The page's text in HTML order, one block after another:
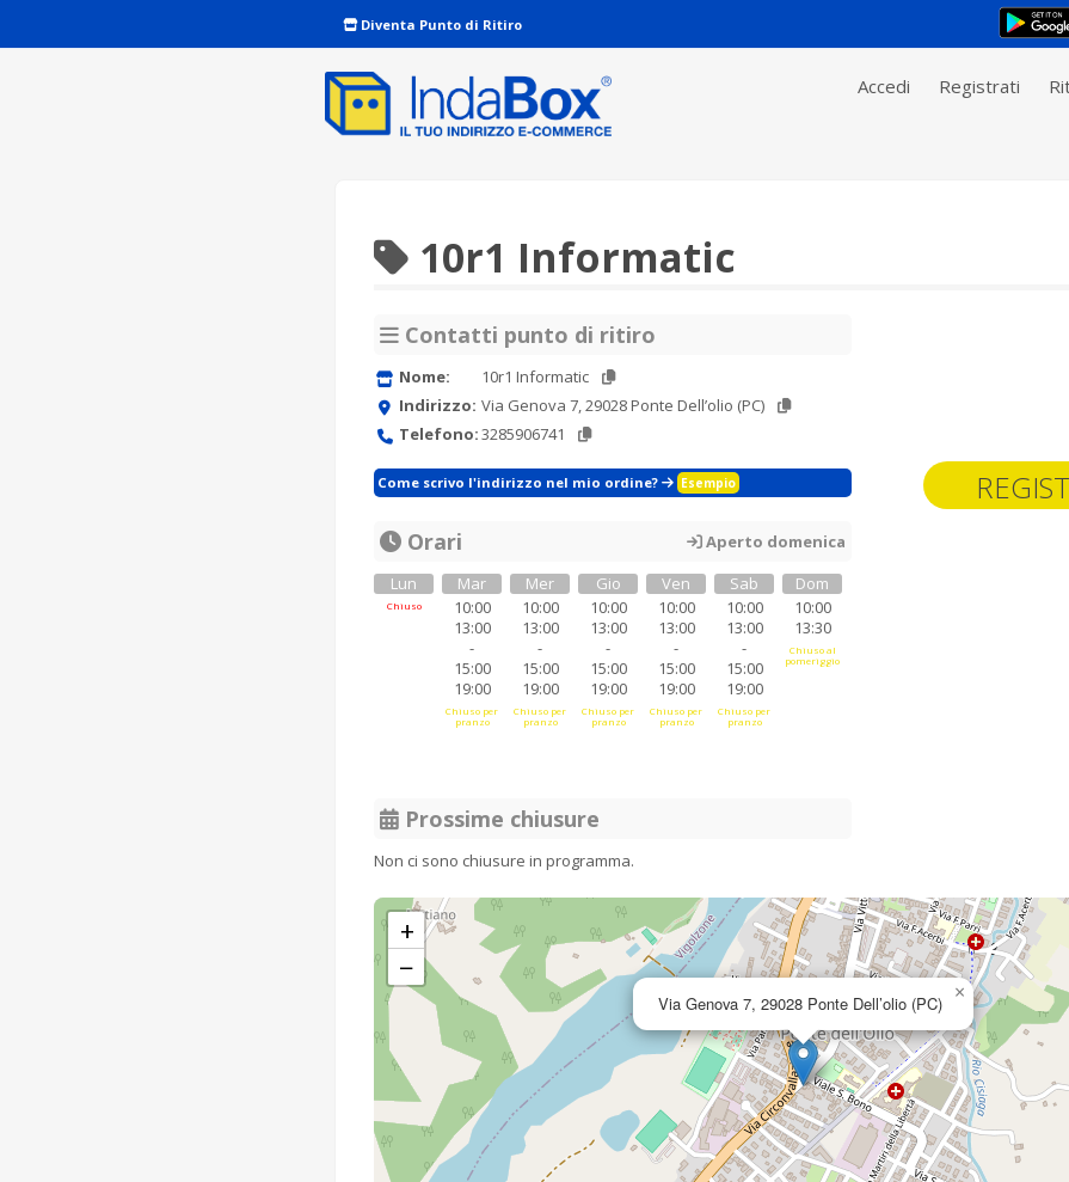
Diventa Punto di Ritiro
Accedi Registrati
10r1 Informatic
Contatti punto di ritiro
Nome:
10r1 Informatic
Indirizzo: Via Genova 7, 29028 Ponte Dell’olio (PC)
Telefono:3285906741
Come scrivo l'indirizzo nel mio ordine? Esempio
Orari
Aperto domenica
Lun
Chiuso
Mar
10:00
13:00
-
15:00
19:00
Chiuso per
pranzo
Mer
10:00
13:00
-
15:00
19:00
Chiuso per
pranzo
Gio
10:00
13:00
-
15:00
19:00
Chiuso per
pranzo
Ven
10:00
13:00
-
15:00
19:00
Chiuso per
pranzo
Sab
10:00
13:00
-
15:00
19:00
Chiuso per
pranzo
Dom
10:00
13:30
Chiuso al
pomeriggio
Prossime chiusure
Non ci sono chiusure in programma.
Via Genova 7, 29028 Ponte Dell’olio (PC) ×
+
−